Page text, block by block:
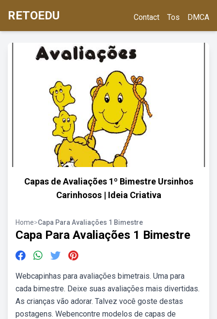
RETOEDU Contact Tos DMCA
Capas de Avaliações 1º Bimestre Ursinhos
Carinhosos | Ideia Criativa
Home>Capa Para Avaliações 1 Bimestre
Capa Para Avaliações 1 Bimestre
Webcapinhas para avaliações bimetrais. Uma para
cada bimestre. Deixe suas avaliações mais divertidas.
As crianças vão adorar. Talvez você goste destas
postagens. Webencontre modelos de capas de